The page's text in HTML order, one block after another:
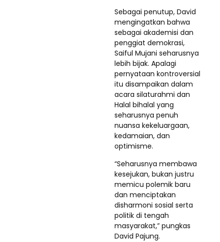
Sebagai penutup, David
mengingatkan bahwa
sebagai akademisi dan
penggiat demokrasi,
Saiful Mujani seharusnya
lebih bijak. Apalagi
pernyataan kontroversial
itu disampaikan dalam
acara silaturahmi dan
Halal bihalal yang
seharusnya penuh
nuansa kekeluargaan,
kedamaian, dan
optimisme.
“Seharusnya membawa
kesejukan, bukan justru
memicu polemik baru
dan menciptakan
disharmoni sosial serta
politik di tengah
masyarakat,” pungkas
David Pajung.